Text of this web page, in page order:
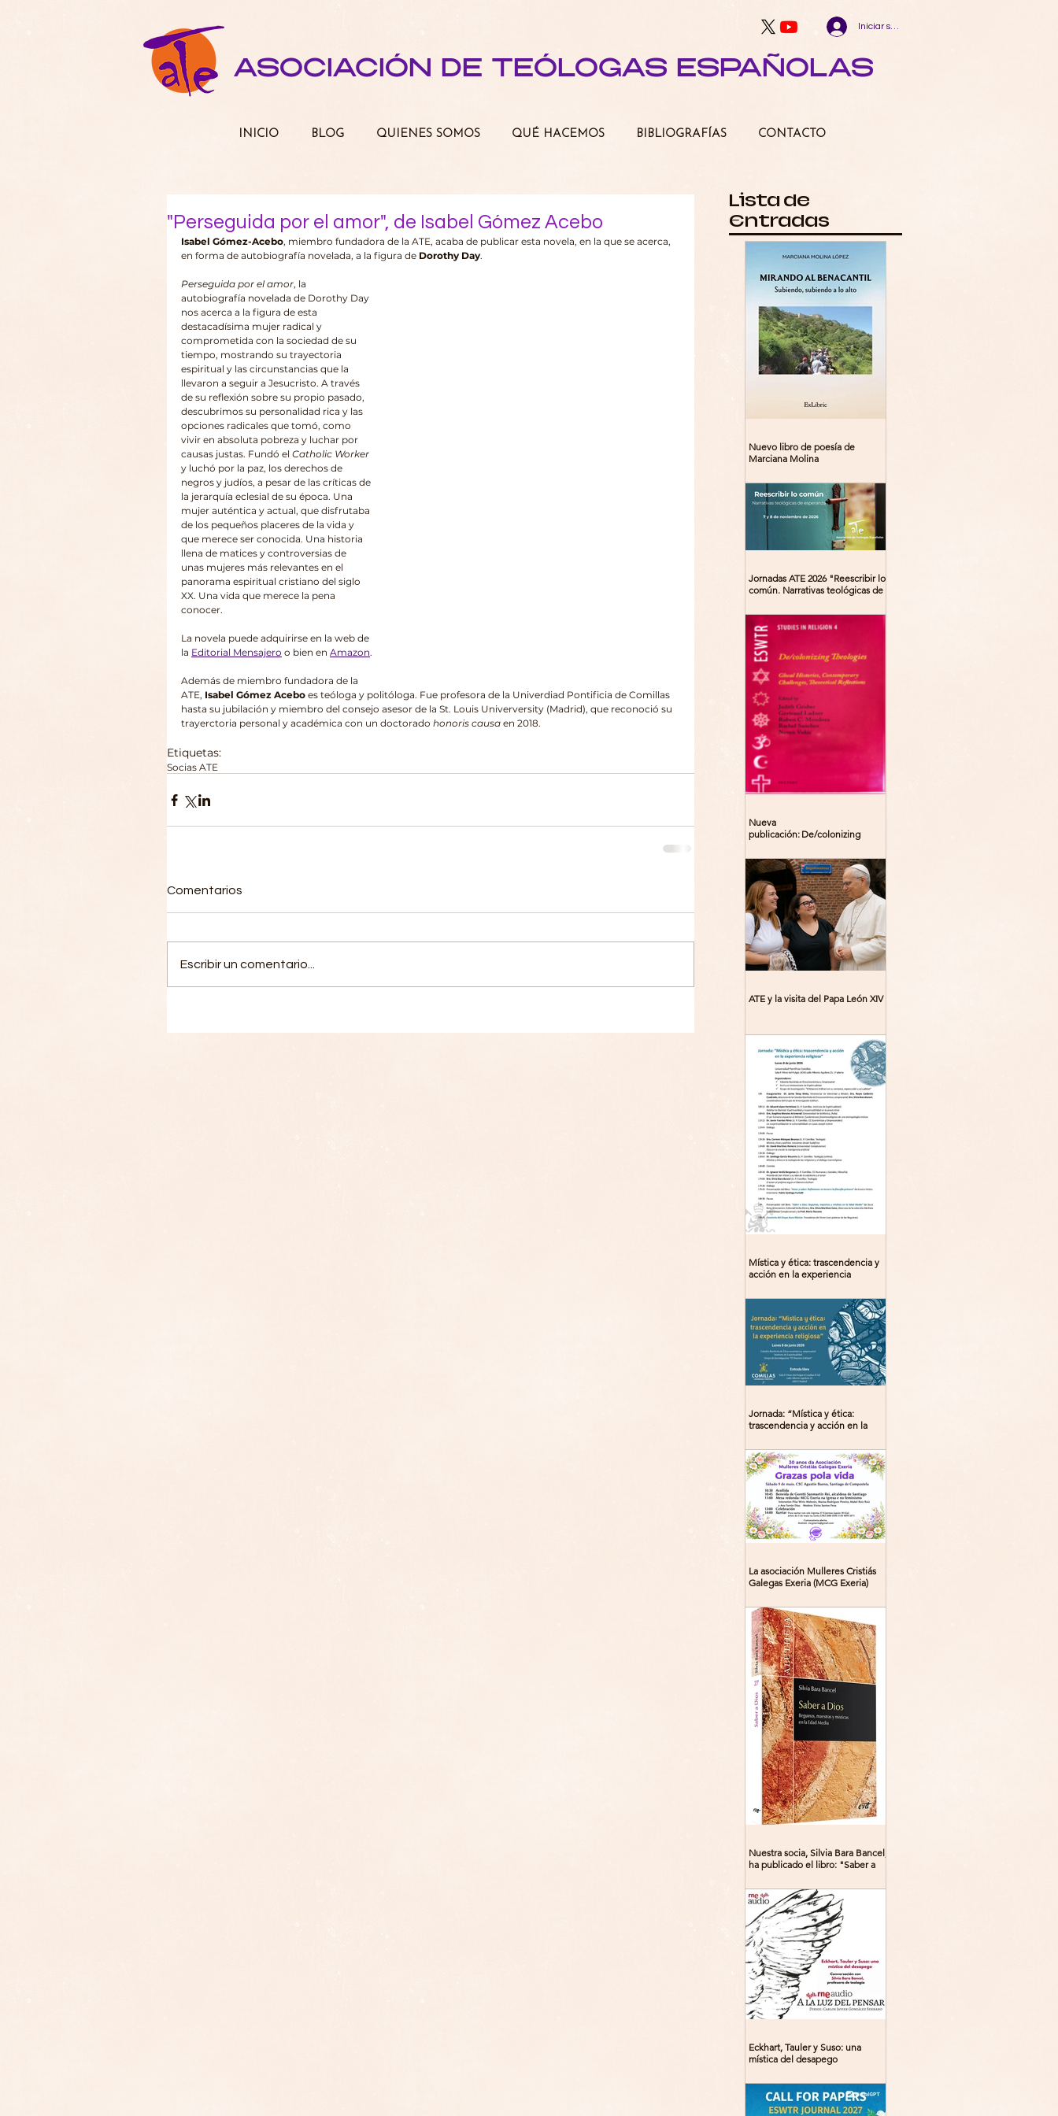
Iniciar sesión
ASOCIACIÓN DE TEÓLOGAS ESPAÑOLAS
"Perseguida por el amor", de Isabel Gómez Acebo
Isabel Gómez-Acebo, miembro fundadora de la ATE, acaba de publicar esta novela, en la que se acerca,
en forma de autobiografía novelada, a la figura de Dorothy Day.
Perseguida por el amor, la
autobiografía novelada de Dorothy Day
nos acerca a la figura de esta
destacadísima mujer radical y
comprometida con la sociedad de su
tiempo, mostrando su trayectoria
espiritual y las circunstancias que la
llevaron a seguir a Jesucristo. A través
de su reflexión sobre su propio pasado,
descubrimos su personalidad rica y las
opciones radicales que tomó, como
vivir en absoluta pobreza y luchar por
causas justas. Fundó el Catholic Worker
y luchó por la paz, los derechos de
negros y judíos, a pesar de las críticas de
la jerarquía eclesial de su época. Una
mujer auténtica y actual, que disfrutaba
de los pequeños placeres de la vida y
que merece ser conocida. Una historia
llena de matices y controversias de
unas mujeres más relevantes en el
panorama espiritual cristiano del siglo
XX. Una vida que merece la pena
conocer.
La novela puede adquirirse en la web de
la Editorial Mensajero o bien en Amazon.
Además de miembro fundadora de la
ATE, Isabel Gómez Acebo es teóloga y politóloga. Fue profesora de la Univerdiad Pontificia de Comillas
hasta su jubilación y miembro del consejo asesor de la St. Louis Univerversity (Madrid), que reconoció su
trayerctoria personal y académica con un doctorado honoris causa en 2018.
Etiquetas:
Socias ATE
Comentarios
Escribir un comentario...
Nuevo libro de poesía de
Marciana Molina
Jornadas ATE 2026 "Reescribir lo
común. Narrativas teológicas de
Madrid
Nueva
publicación: De/colonizing
Contemporary Challenges,
Theoretical Reflections
ATE y la visita del Papa León XIV
Mística y ética: trascendencia y
acción en la experiencia
del libro: 8 de junio (lunes),
Comillas (Madrid) 19horas
Jornada: “Mística y ética:
trascendencia y acción en la
La asociación Mulleres Cristiás
Galegas Exeria (MCG Exeria)
Nuestra socia, Silvia Bara Bancel,
ha publicado el libro: "Saber a
místicas en la Edad Media"
Eckhart, Tauler y Suso: una
mística del desapego
Lista de
Entradas
INICIO BLOG QUIENES SOMOS QUÉ HACEMOS BIBLIOGRAFÍAS CONTACTO